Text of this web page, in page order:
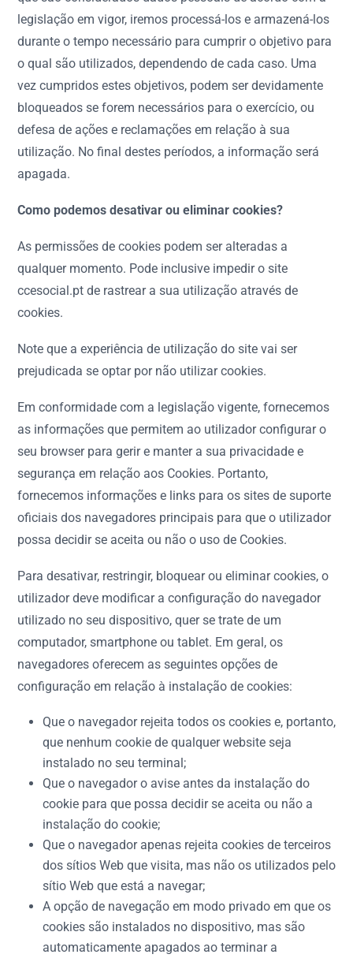
legislação em vigor, iremos processá-los e armazená-los
durante o tempo necessário para cumprir o objetivo para
o qual são utilizados, dependendo de cada caso. Uma
vez cumpridos estes objetivos, podem ser devidamente
bloqueados se forem necessários para o exercício, ou
defesa de ações e reclamações em relação à sua
utilização. No final destes períodos, a informação será
apagada.
Como podemos desativar ou eliminar cookies?
As permissões de cookies podem ser alteradas a
qualquer momento. Pode inclusive impedir o site
ccesocial.pt de rastrear a sua utilização através de
cookies.
Note que a experiência de utilização do site vai ser
prejudicada se optar por não utilizar cookies.
Em conformidade com a legislação vigente, fornecemos
as informações que permitem ao utilizador configurar o
seu browser para gerir e manter a sua privacidade e
segurança em relação aos Cookies. Portanto,
fornecemos informações e links para os sites de suporte
oficiais dos navegadores principais para que o utilizador
possa decidir se aceita ou não o uso de Cookies.
Para desativar, restringir, bloquear ou eliminar cookies, o
utilizador deve modificar a configuração do navegador
utilizado no seu dispositivo, quer se trate de um
computador, smartphone ou tablet. Em geral, os
navegadores oferecem as seguintes opções de
configuração em relação à instalação de cookies:
Que o navegador rejeita todos os cookies e, portanto,
que nenhum cookie de qualquer website seja
instalado no seu terminal;
Que o navegador o avise antes da instalação do
cookie para que possa decidir se aceita ou não a
instalação do cookie;
Que o navegador apenas rejeita cookies de terceiros
dos sítios Web que visita, mas não os utilizados pelo
sítio Web que está a navegar;
A opção de navegação em modo privado em que os
cookies são instalados no dispositivo, mas são
automaticamente apagados ao terminar a